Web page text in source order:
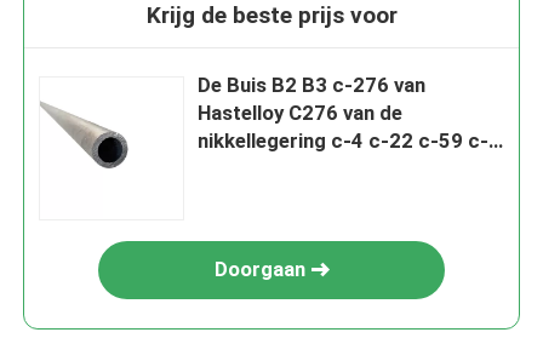
Krijg de beste prijs voor
De Buis B2 B3 c-276 van
Hastelloy C276 van de
nikkellegering c-4 c-22 c-59 c-
Doorgaan